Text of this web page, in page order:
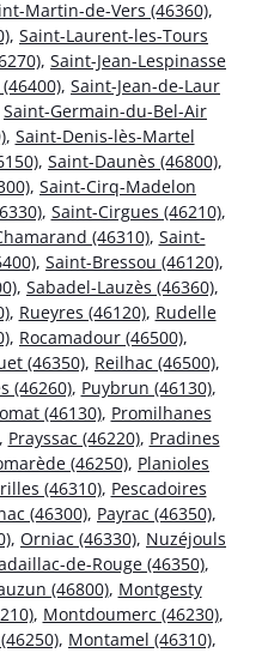
Martin-de-Vers (46360),
, Saint-Laurent-les-Tours
, Saint-Jean-Lespinasse
, Saint-Jean-de-Laur
Saint-Germain-du-Bel-Air
, Saint-Denis-lès-Martel
, Saint-Daunès (46800),
, Saint-Cirq-Madelon
, Saint-Cirgues (46210),
(46310), Saint-
, Saint-Bressou (46120),
, Sabadel-Lauzès (46360),
, Rueyres (46120), Rudelle
, Rocamadour (46500),
(46350), Reilhac (46500),
(46260), Puybrun (46130),
(46130), Promilhanes
Prayssac (46220), Pradines
(46250), Planioles
(46310), Pescadoires
(46300), Payrac (46350),
, Orniac (46330), Nuzéjouls
de-Rouge (46350),
(46800), Montgesty
, Montdoumerc (46230),
, Montamel (46310),